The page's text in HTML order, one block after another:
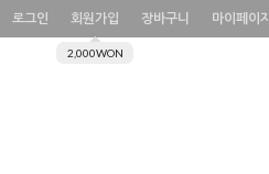
로그인 회원가입
2,000WON
장바구니 마이페이지